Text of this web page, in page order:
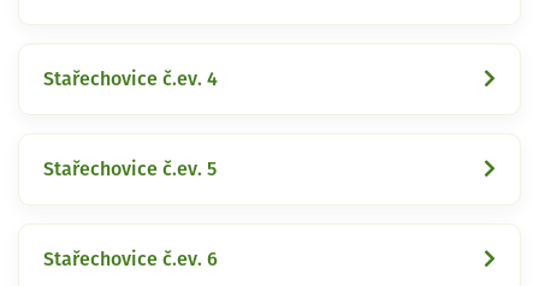
Stařechovice č.ev. 4
Stařechovice č.ev. 5
Stařechovice č.ev. 6